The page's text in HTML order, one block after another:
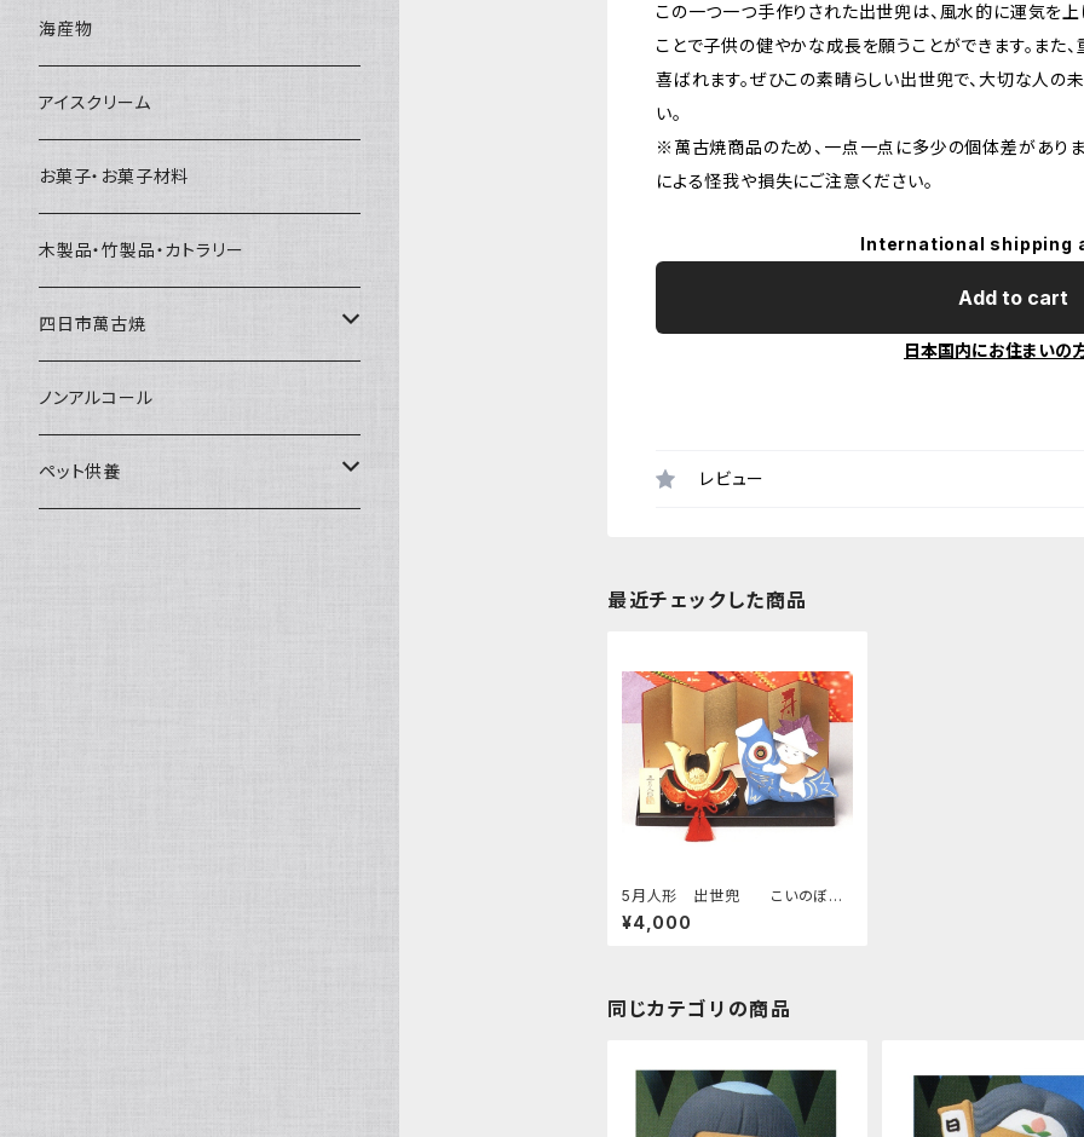
この一つ一つ手作りされた出世兜は、風水的に運気を
ことで子供の健やかな成長を願うことができます。また
喜ばれます。ぜひこの素晴らしい出世兜で、大切な人の
い。
※萬古焼商品のため、一点一点に多少の個体差がありま
による怪我や損失にご注意ください。
International shipping
Add to cart
日本国内にお住まいの
レビュー
最近チェックした商品
5月人形 出世兜 こいのぼり
付 四日市萬古焼
¥4,000
同じカテゴリの商品
氷河の氷
氷アイテム
果汁入り600ｍL瓶
無添加瓶シロップ
発泡スチロール無地-使い捨て
発泡スチロールプリント柄
かき氷スプーン・スプーンストロー
プラスチック・スプーン
プラスチック・スプーンストロー
コンデンスミルク・練乳・あんこ
かき氷セット
その他かき氷用品
ドライアイス5ｋｇ
ドライアイス8ｋｇ
ドライアイス10ｋｇ
ドライアイス15ｋｇ
ドライアイス20ｋｇ
ドライアイス25ｋｇ
ビール・グラス
タンブラー
かき氷器
肉まん・あんまん
パスタ・スパゲッティ
惣菜
海産物
アイスクリーム
お菓子・お菓子材料
木製品・竹製品・カトラリー
四日市萬古焼
土鍋・土釜
一般土鍋
皿・椀・丼・小物
ノンアルコール
ペット供養